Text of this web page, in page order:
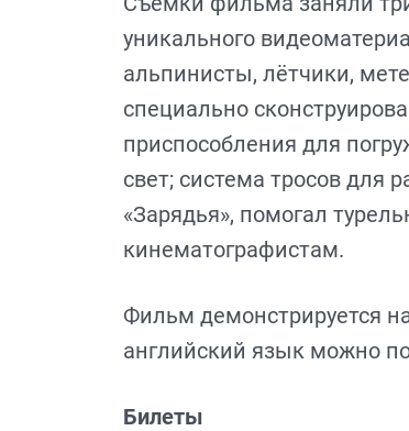
уникального
альпинисты, лётчики,
специально
приспособления для
свет; система тросов для
«Зарядья», помогал
кинематографистам.
Фильм демонстрируется
английский язык можно
Билеты